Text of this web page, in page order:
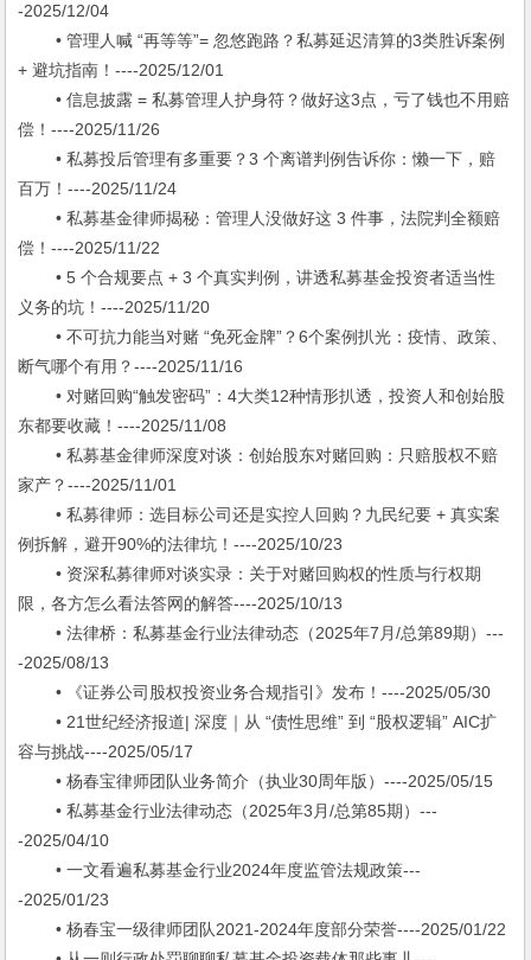
-2025/12/04
• 管理人喊 “再等等”= 忽悠跑路？私募延迟清算的3类胜诉案例
+ 避坑指南！----2025/12/01
• 信息披露 = 私募管理人护身符？做好这3点，亏了钱也不用赔
偿！----2025/11/26
• 私募投后管理有多重要？3 个离谱判例告诉你：懒一下，赔
百万！----2025/11/24
• 私募基金律师揭秘：管理人没做好这 3 件事，法院判全额赔
偿！----2025/11/22
• 5 个合规要点 + 3 个真实判例，讲透私募基金投资者适当性
义务的坑！----2025/11/20
• 不可抗力能当对赌 “免死金牌”？6个案例扒光：疫情、政策、
断气哪个有用？----2025/11/16
• 对赌回购“触发密码”：4大类12种情形扒透，投资人和创始股
东都要收藏！----2025/11/08
• 私募基金律师深度对谈：创始股东对赌回购：只赔股权不赔
家产？----2025/11/01
• 私募律师：选目标公司还是实控人回购？九民纪要 + 真实案
例拆解，避开90%的法律坑！----2025/10/23
• 资深私募律师对谈实录：关于对赌回购权的性质与行权期
限，各方怎么看法答网的解答----2025/10/13
• 法律桥：私募基金行业法律动态（2025年7月/总第89期）---
-2025/08/13
• 《证券公司股权投资业务合规指引》发布！----2025/05/30
• 21世纪经济报道| 深度｜从 “债性思维” 到 “股权逻辑” AIC扩
容与挑战----2025/05/17
• 杨春宝律师团队业务简介（执业30周年版）----2025/05/15
• 私募基金行业法律动态（2025年3月/总第85期）---
-2025/04/10
• 一文看遍私募基金行业2024年度监管法规政策---
-2025/01/23
• 杨春宝一级律师团队2021-2024年度部分荣誉----2025/01/22